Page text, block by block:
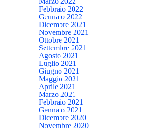
Febbraio 2022
Gennaio 2022
Dicembre 2021
Novembre 2021
Ottobre 2021
Settembre 2021
Agosto 2021
Luglio 2021
Giugno 2021
Maggio 2021
Aprile 2021
Marzo 2021
Febbraio 2021
Gennaio 2021
Dicembre 2020
Novembre 2020